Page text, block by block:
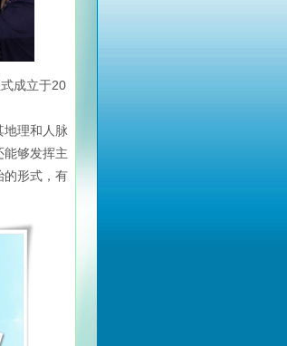
成立于20
理和人脉
能够发挥主
的形式，有